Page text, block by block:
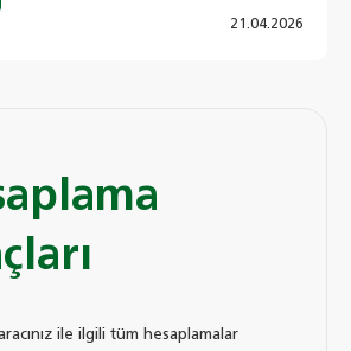
21.04.2026
ile ilgili tüm hesaplamalar